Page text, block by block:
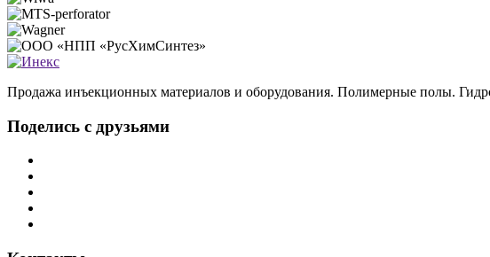
Продажа инъекционных материалов и оборудования. Полимерные полы.
Поделись с друзьями